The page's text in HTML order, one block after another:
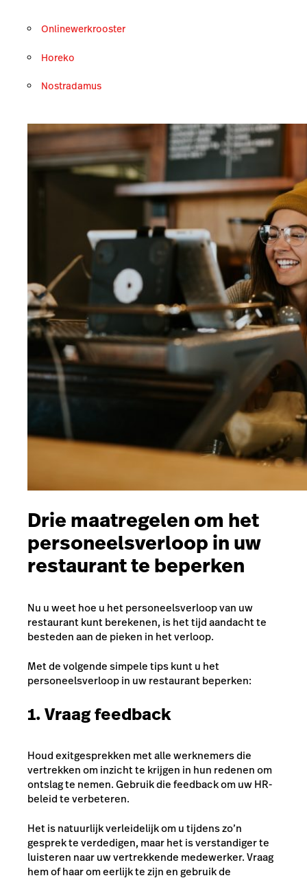
Onlinewerkrooster
Horeko
Nostradamus
Drie maatregelen om het
personeelsverloop in uw
restaurant te beperken
Nu u weet hoe u het personeelsverloop van uw
restaurant kunt berekenen, is het tijd aandacht te
besteden aan de pieken in het verloop.
Met de volgende simpele tips kunt u het
personeelsverloop in uw restaurant beperken:
1. Vraag feedback
Houd exitgesprekken metallewerknemers die
vertrekken om inzicht te krijgen in hun redenen om
ontslag te nemen. Gebruik die feedback om uw HR-
beleid te verbeteren.
Het is natuurlijk verleidelijk om u tijdens zo’n
gesprek te verdedigen, maar het is verstandiger te
luisteren naar uw vertrekkende medewerker. Vraag
hem of haar om eerlijk te zijn en gebruik de